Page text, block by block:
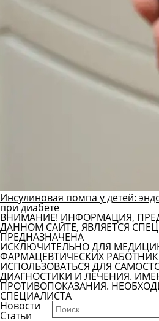
Инсулиновая помпа у детей:
при диабете
ВНИМАНИЕ! ИНФОРМАЦИЯ,
ДАННОМ САЙТЕ, ЯВЛЯЕТСЯ
ПРЕДНАЗНАЧЕНА
ИСКЛЮЧИТЕЛЬНО ДЛЯ
ФАРМАЦЕВТИЧЕСКИХ
ИСПОЛЬЗОВАТЬСЯ ДЛЯ
ДИАГНОСТИКИ И ЛЕЧЕНИЯ.
ПРОТИВОПОКАЗАНИЯ.
СПЕЦИАЛИСТА
Новости
Статьи